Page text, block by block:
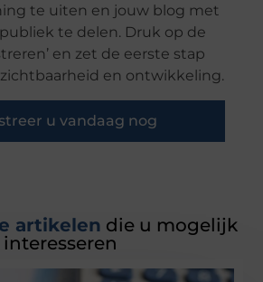
te uiten en jouw blog met
te delen. Druk op de
en zet de eerste stap
en ontwikkeling.
u vandaag nog
artikelen die u mogelijk
interesseren